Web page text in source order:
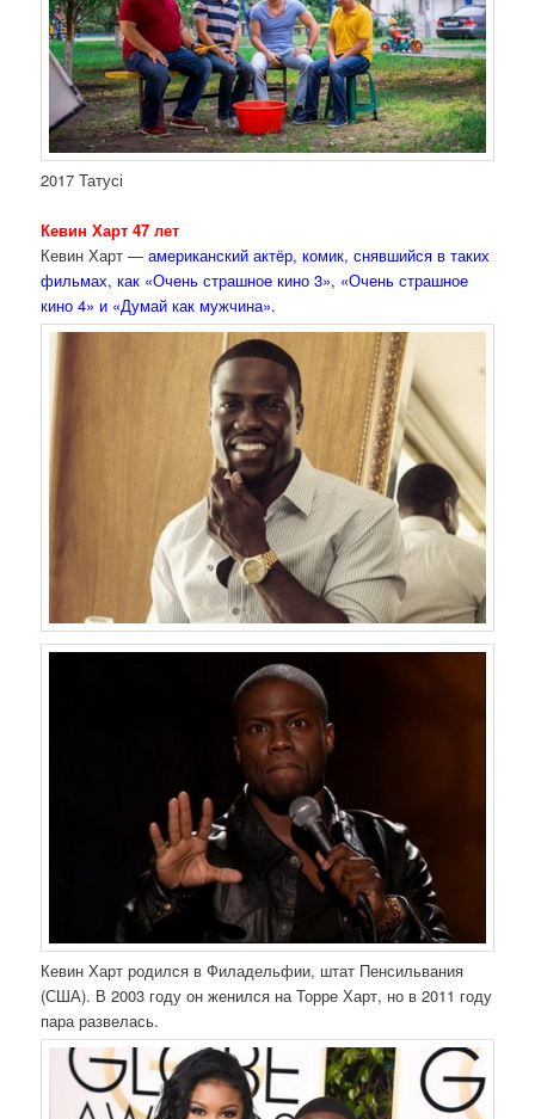
2017 Татусі
Кевин Харт 47 лет
Кевин Харт —американский актёр, комик, снявшийся в таких
фильмах, как «Очень страшное кино 3», «Очень страшное
кино 4» и «Думай как мужчина».
Кевин Харт родился в Филадельфии, штат Пенсильвания
(США). В 2003 году он женился на Торре Харт, но в 2011 году
пара развелась.